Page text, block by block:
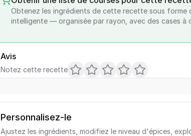
Obtenez les ingrédients de cette recette sous forme
intelligente — organisée par rayon, avec des cases à
Avis
Notez cette recette
Personnalisez-le
Ajustez les ingrédients, modifiez le niveau d'épices,